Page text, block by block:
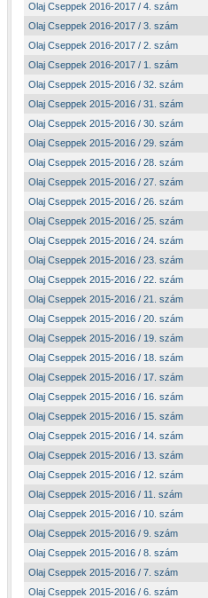
Olaj Cseppek 2016-2017 / 4. szám
Olaj Cseppek 2016-2017 / 3. szám
Olaj Cseppek 2016-2017 / 2. szám
Olaj Cseppek 2016-2017 / 1. szám
Olaj Cseppek 2015-2016 / 32. szám
Olaj Cseppek 2015-2016 / 31. szám
Olaj Cseppek 2015-2016 / 30. szám
Olaj Cseppek 2015-2016 / 29. szám
Olaj Cseppek 2015-2016 / 28. szám
Olaj Cseppek 2015-2016 / 27. szám
Olaj Cseppek 2015-2016 / 26. szám
Olaj Cseppek 2015-2016 / 25. szám
Olaj Cseppek 2015-2016 / 24. szám
Olaj Cseppek 2015-2016 / 23. szám
Olaj Cseppek 2015-2016 / 22. szám
Olaj Cseppek 2015-2016 / 21. szám
Olaj Cseppek 2015-2016 / 20. szám
Olaj Cseppek 2015-2016 / 19. szám
Olaj Cseppek 2015-2016 / 18. szám
Olaj Cseppek 2015-2016 / 17. szám
Olaj Cseppek 2015-2016 / 16. szám
Olaj Cseppek 2015-2016 / 15. szám
Olaj Cseppek 2015-2016 / 14. szám
Olaj Cseppek 2015-2016 / 13. szám
Olaj Cseppek 2015-2016 / 12. szám
Olaj Cseppek 2015-2016 / 11. szám
Olaj Cseppek 2015-2016 / 10. szám
Olaj Cseppek 2015-2016 / 9. szám
Olaj Cseppek 2015-2016 / 8. szám
Olaj Cseppek 2015-2016 / 7. szám
Olaj Cseppek 2015-2016 / 6. szám